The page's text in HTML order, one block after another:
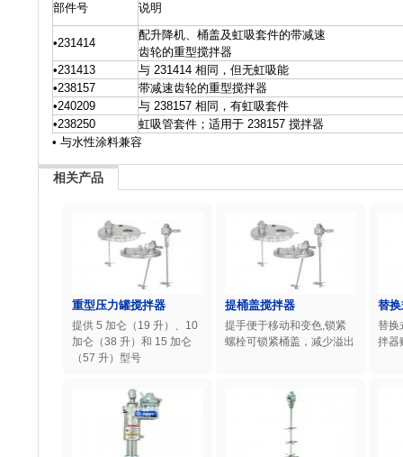
部件号 说明
•231414
配升降机、桶盖及虹吸套件的带减速
齿轮的重型搅拌器
•231413
与 231414 相同，但无虹吸能
•238157
带减速齿轮的重型搅拌器
•240209
与 238157 相同，有虹吸套件
•238250
虹吸管套件；适用于 238157 搅拌器
• 与水性涂料兼容
相关产品
重型压力罐搅拌器
提供 5 加仑（19 升）、10
加仑（38 升）和 15 加仑
（57 升）型号
提桶盖搅拌器
提手便于移动和变色,锁紧
螺栓可锁紧桶盖，减少溢出
替
替换
拌器